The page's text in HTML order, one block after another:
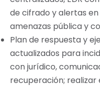
de cifrado y alertas
amenazas pública y
Plan de respuesta y
actualizados para
con jurídico,
recuperación; realizar